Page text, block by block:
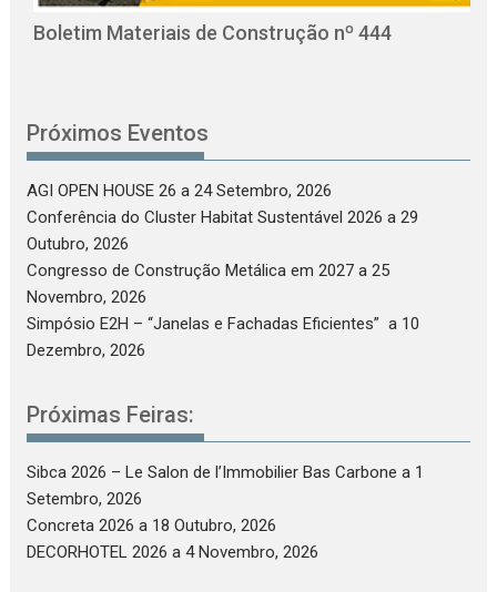
Boletim Materiais de Construção nº 444
Próximos Eventos
AGI OPEN HOUSE 26 a 24 Setembro, 2026
Conferência do Cluster Habitat Sustentável 2026 a 29
Outubro, 2026
Congresso de Construção Metálica em 2027 a 25
Novembro, 2026
Simpósio E2H – “Janelas e Fachadas Eficientes” a 10
Dezembro, 2026
Próximas Feiras:
Sibca 2026 – Le Salon de l’Immobilier Bas Carbone a 1
Setembro, 2026
Concreta 2026 a 18 Outubro, 2026
DECORHOTEL 2026 a 4 Novembro, 2026